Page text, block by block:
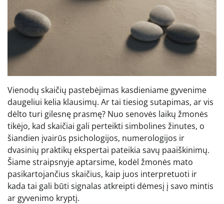
Vienodų skaičių pastebėjimas kasdieniame gyvenime
daugeliui kelia klausimų. Ar tai tiesiog sutapimas, ar vis
dėlto turi gilesnę prasmę? Nuo senovės laikų žmonės
tikėjo, kad skaičiai gali perteikti simbolines žinutes, o
šiandien įvairūs psichologijos, numerologijos ir
dvasinių praktikų ekspertai pateikia savų paaiškinimų.
Šiame straipsnyje aptarsime, kodėl žmonės mato
pasikartojančius skaičius, kaip juos interpretuoti ir
kada tai gali būti signalas atkreipti dėmesį į savo mintis
ar gyvenimo kryptį.